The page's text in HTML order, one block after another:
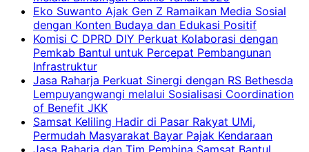
Eko Suwanto Ajak Gen Z Ramaikan Media Sosial
dengan Konten Budaya dan Edukasi Positif
Komisi C DPRD DIY Perkuat Kolaborasi dengan
Pemkab Bantul untuk Percepat Pembangunan
Infrastruktur
Jasa Raharja Perkuat Sinergi dengan RS Bethesda
Lempuyangwangi melalui Sosialisasi Coordination
of Benefit JKK
Samsat Keliling Hadir di Pasar Rakyat UMi,
Permudah Masyarakat Bayar Pajak Kendaraan
Jasa Raharja dan Tim Pembina Samsat Bantul